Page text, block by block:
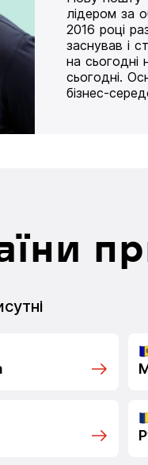
лідером за
2016 році
заснував і
на сьогодні
сьогодні.
бізнес-